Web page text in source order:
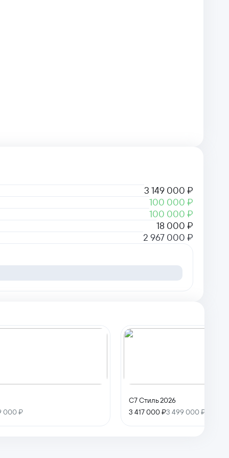
3 149 000 ₽
100 000 ₽
100 000 ₽
18 000 ₽
2 967 000 ₽
000 ₽
C7 Стиль 2026
3 417 000 ₽3 499 000 ₽